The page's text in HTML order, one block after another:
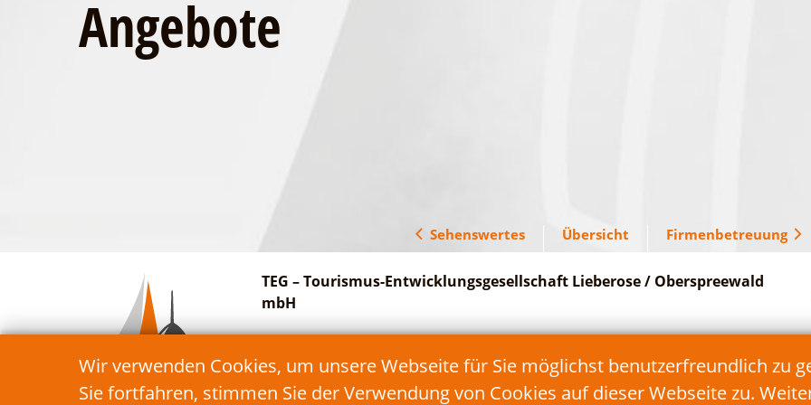
Wir verwenden Cookies, um unsere Webseite für Sie möglichst benutzerfreundlich zu
Sie fortfahren, stimmen Sie der Verwendung von Cookies auf dieser Webseite zu.
Angebote
Sehenswertes Übersicht Firmenbetreuung
TEG – Tourismus-Entwicklungsgesellschaft Lieberose / Oberspreewald
mbH
15913 Schwielochsee
Fax: 035478/17 90 99
E-Mail:info@teg-lds.de